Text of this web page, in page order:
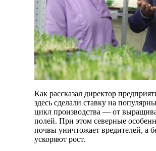
Как рассказал директор
здесь сделали ставку на
цикл производства — от
полей. При этом северные
почвы уничтожает вредителей, а
ускоряют рост.